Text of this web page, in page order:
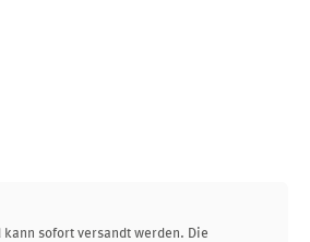
sofort versandt werden. Die